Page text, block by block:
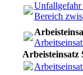
Unfallgefahr
Bereich
Arbeisteinsatz